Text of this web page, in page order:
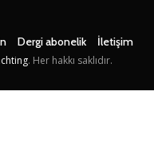
Dergi abonelik İletişim
. Her hakkı saklıdır.